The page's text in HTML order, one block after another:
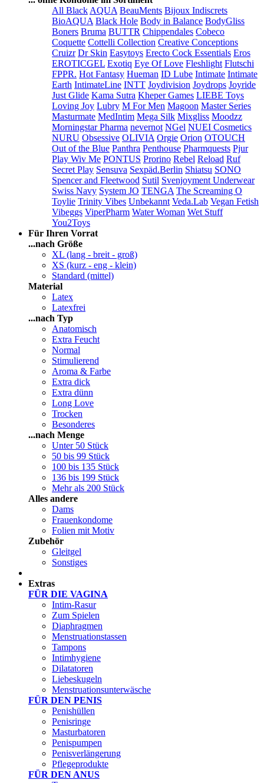
All Black AQUA BeauMents Bijoux Indiscrets
BioAQUA Black Hole Body in Balance BodyGliss
Boners Bruma BUTTR Chippendales Cobeco
Coquette Cottelli Collection Creative Conceptions
Cruizr Dr Skin Easytoys Erecto Cock Essentials Eros
EROTICGEL Exotiq Eye Of Love Fleshlight Flutschi
FPPR. Hot Fantasy Hueman ID Lube Intimate Intimate
Earth IntimateLine INTT Joydivision Joydrops Joyride
Just Glide Kama Sutra Kheper Games LIEBE Toys
Loving Joy Lubry M For Men Magoon Master Series
Masturmate MedIntim Mega Silk Mixgliss Moodzz
Morningstar Pharma nevernot NGel NUEI Cosmetics
NURU Obsessive OLIVIA Orgie Orion OTOUCH
Out of the Blue Panthra Penthouse Pharmquests Pjur
Play Wiv Me PONTUS Prorino Rebel Reload Ruf
Secret Play Sensuva Sexpäd.Berlin Shiatsu SONO
Spencer and Fleetwood Sutil Svenjoyment Underwear
Swiss Navy System JO TENGA The Screaming O
Toylie Trinity Vibes Unbekannt Veda.Lab Vegan Fetish
Vibeggs ViperPharm Water Woman Wet Stuff
You2Toys
Für Ihren Vorrat
...nach Größe
XL (lang - breit - groß)
XS (kurz - eng - klein)
Standard (mittel)
Material
Latex
Latexfrei
...nach Typ
Anatomisch
Extra Feucht
Normal
Stimulierend
Aroma & Farbe
Extra dick
Extra dünn
Long Love
Trocken
Besonderes
...nach Menge
Unter 50 Stück
50 bis 99 Stück
100 bis 135 Stück
136 bis 199 Stück
Mehr als 200 Stück
Alles andere
Dams
Frauenkondome
Folien mit Motiv
Zubehör
Gleitgel
Sonstiges
Extras
FÜR DIE VAGINA
Intim-Rasur
Zum Spielen
Diaphragmen
Menstruationstassen
Tampons
Intimhygiene
Dilatatoren
Liebeskugeln
Menstruationsunterwäsche
FÜR DEN PENIS
Penishüllen
Penisringe
Masturbatoren
Penispumpen
Penisverlängerung
Pflegeprodukte
FÜR DEN ANUS